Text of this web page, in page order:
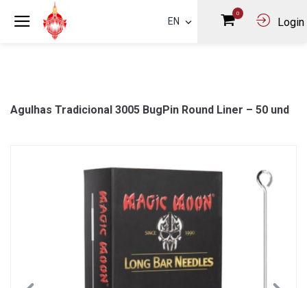
EN
0
Login
Agulhas Tradicional 3005 BugPin Round Liner – 50 und